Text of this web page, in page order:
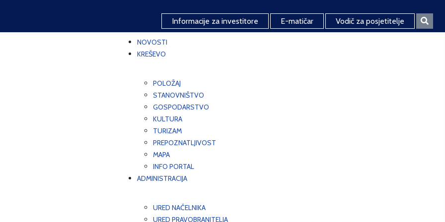
Informacije za investitore E-matičar Vodič za posjetitelje
NOVOSTI
KREŠEVO
POLOŽAJ
STANOVNIŠTVO
GOSPODARSTVO
KULTURA
TURIZAM
PREPOZNATLJIVOST
MAPA
INFO PORTAL
ADMINISTRACIJA
URED NAČELNIKA
URED PRAVOBRANITELJA